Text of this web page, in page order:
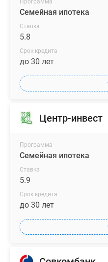
Программа
Семейная ипотека
Ставка
5.8
Срок кредита
до 30 лет
Центр-инвест
Программа
Семейная ипотека
Ставка
5.9
Срок кредита
до 30 лет